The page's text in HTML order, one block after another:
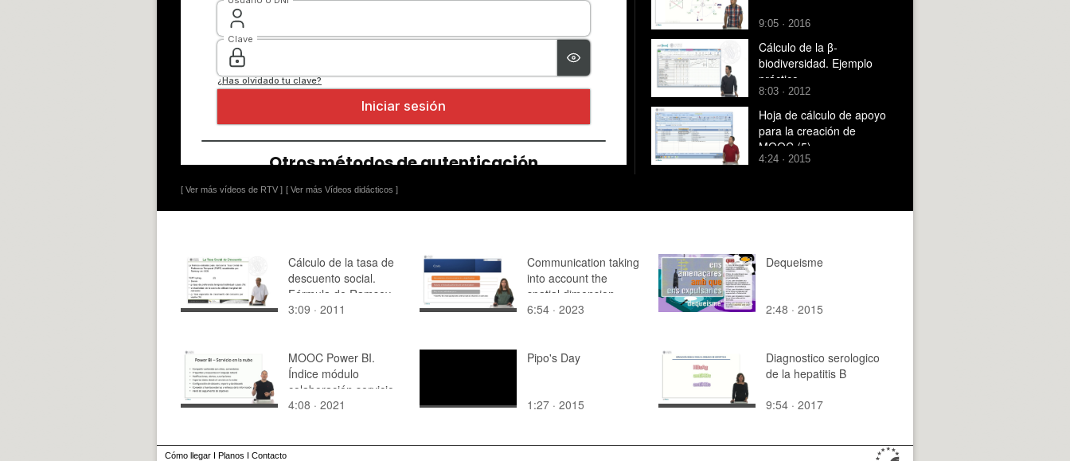
[ Ver más vídeos de RTV ] [ Ver más Vídeos didácticos ]
9:05 · 2016
Cálculo de la β-
biodiversidad. Ejemplo
práctico
8:03 · 2012
Hoja de cálculo de apoyo
para la creación de
MOOC (5)
4:24 · 2015
Cálculo de la tasa de
descuento social.
Fórmula de Ramsey
3:09 · 2011
Communication taking
into account the
spatial dimension
6:54 · 2023
Dequeisme
2:48 · 2015
MOOC Power BI.
Índice módulo
colaboración servicio
en la nube
4:08 · 2021
Pipo's Day
1:27 · 2015
Diagnostico serologico
de la hepatitis B
9:54 · 2017
Cómo llegar I Planos I Contacto